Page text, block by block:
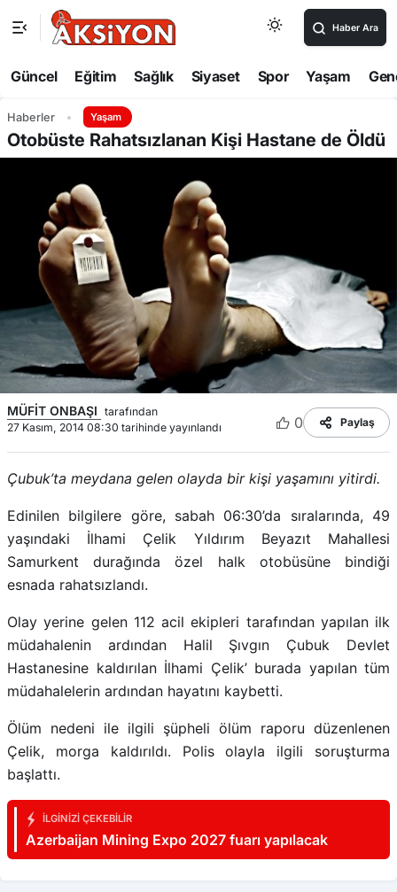
Haber Ara
Güncel Eğitim Sağlık Siyaset Spor Yaşam
Haberler Yaşam
Otobüste Rahatsızlanan Kişi Hastane de Öldü
MÜFİT ONBAŞI tarafından
27 Kasım, 2014 08:30 tarihinde yayınlandı
0 Paylaş
Çubuk’ta meydana gelen olayda bir kişi yaşamını yitirdi.
Edinilen bilgilere göre, sabah 06:30’da sıralarında, 49
yaşındaki İlhami Çelik Yıldırım Beyazıt Mahallesi
Samurkent durağında özel halk otobüsüne bindiği
esnada rahatsızlandı.
Olay yerine gelen 112 acil ekipleri tarafından yapılan ilk
müdahalenin ardından Halil Şıvgın Çubuk Devlet
Hastanesine kaldırılan İlhami Çelik’ burada yapılan tüm
müdahalelerin ardından hayatını kaybetti.
Ölüm nedeni ile ilgili şüpheli ölüm raporu düzenlenen
Çelik, morga kaldırıldı. Polis olayla ilgili soruşturma
başlattı.
İLGINIZI ÇEKEBILIR
Azerbaijan Mining Expo 2027 fuarı yapılacak